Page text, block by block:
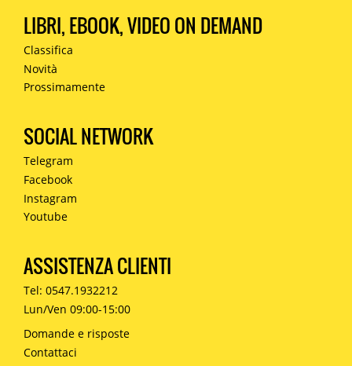
LIBRI, EBOOK, VIDEO ON DEMAND
Classifica
Novità
Prossimamente
SOCIAL NETWORK
Telegram
Facebook
Instagram
Youtube
ASSISTENZA CLIENTI
Tel: 0547.1932212
Lun/Ven 09:00-15:00
Domande e risposte
Contattaci